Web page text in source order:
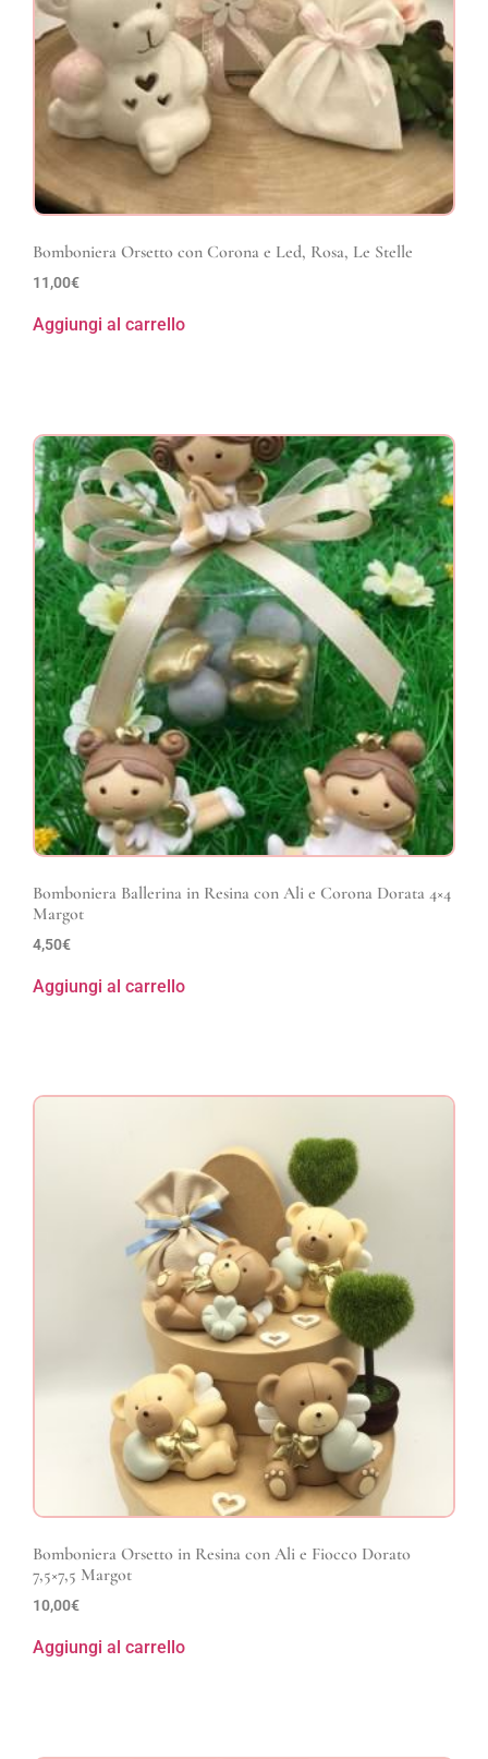
Bomboniera Orsetto con Corona e Led, Rosa, Le Stelle
11,00€
Aggiungi al carrello
Bomboniera Ballerina in Resina con Ali e Corona Dorata 4×4
Margot
4,50€
Aggiungi al carrello
Bomboniera Orsetto in Resina con Ali e Fiocco Dorato
7,5×7,5 Margot
10,00€
Aggiungi al carrello